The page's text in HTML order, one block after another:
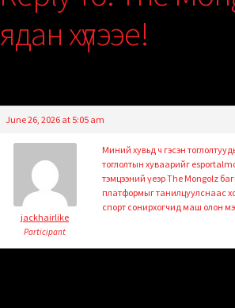
ядан хүлээе!
June 26, 2026 at 5:05 am
jackhairlike
Participant
Миний хувьд ч гэсэн
тоглолтын хуваарийг
тэмцээний үеэр The Mongolz
платформыг танилцуулснаас
спорт сонирхогчид маш олон